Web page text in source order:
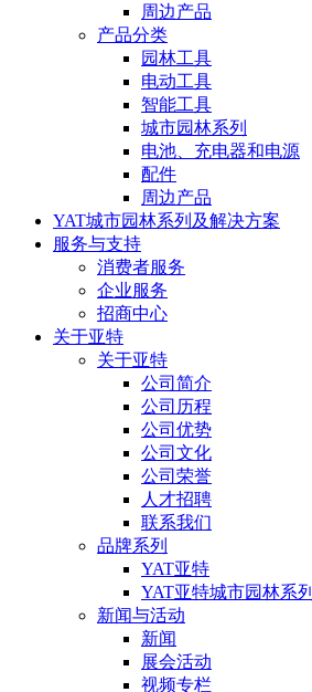
周边产品
产品分类
园林工具
电动工具
智能工具
城市园林系列
电池、充电器和电源
配件
周边产品
YAT城市园林系列及解决方案
服务与支持
消费者服务
企业服务
招商中心
关于亚特
关于亚特
公司简介
公司历程
公司优势
公司文化
公司荣誉
人才招聘
联系我们
品牌系列
YAT亚特
YAT亚特城市园林系列
新闻与活动
新闻
展会活动
视频专栏